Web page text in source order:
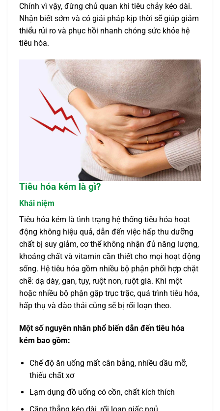
Chính vì vậy, đừng chủ quan khi tiêu chảy kéo dài.
Nhận biết sớm và có giải pháp kịp thời sẽ giúp giảm
thiểu rủi ro và phục hồi nhanh chóng sức khỏe hệ
tiêu hóa.
Tiêu hóa kém là gì?
Khái niệm
Tiêu hóa kém là tình trạng hệ thống tiêu hóa hoạt
động không hiệu quả, dẫn đến việc hấp thu dưỡng
chất bị suy giảm, cơ thể không nhận đủ năng lượng,
khoáng chất và vitamin cần thiết cho mọi hoạt động
sống. Hệ tiêu hóa gồm nhiều bộ phận phối hợp chặt
chẽ: dạ dày, gan, tụy, ruột non, ruột già. Khi một
hoặc nhiều bộ phận gặp trục trặc, quá trình tiêu hóa,
hấp thụ và đào thải cũng sẽ bị rối loạn theo.
Một số nguyên nhân phổ biến dẫn đến tiêu hóa
kém bao gồm:
Chế độ ăn uống mất cân bằng, nhiều dầu mỡ,
thiếu chất xơ
Lạm dụng đồ uống có cồn, chất kích thích